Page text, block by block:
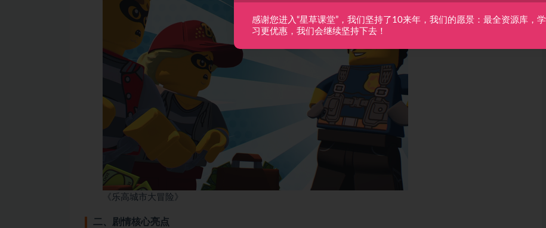
《乐高城市大冒险》
二、剧情核心亮点
感谢您进入“星草课堂”，我们坚持了10来年，我们的愿景：最全资源库，学
习更优惠，我们会继续坚持下去！